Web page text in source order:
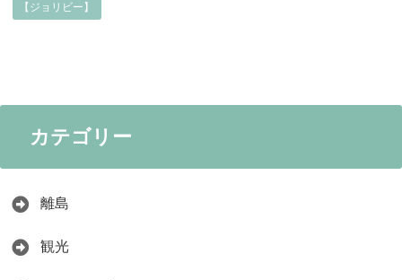
【ジョリビー】
カテゴリー
離島
観光